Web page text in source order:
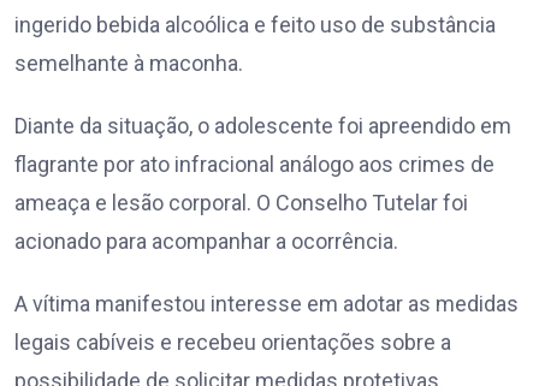
ingerido bebida alcoólica e feito uso de substância
semelhante à maconha.
Diante da situação, o adolescente foi apreendido em
flagrante por ato infracional análogo aos crimes de
ameaça e lesão corporal. O Conselho Tutelar foi
acionado para acompanhar a ocorrência.
A vítima manifestou interesse em adotar as medidas
legais cabíveis e recebeu orientações sobre a
possibilidade de solicitar medidas protetivas.